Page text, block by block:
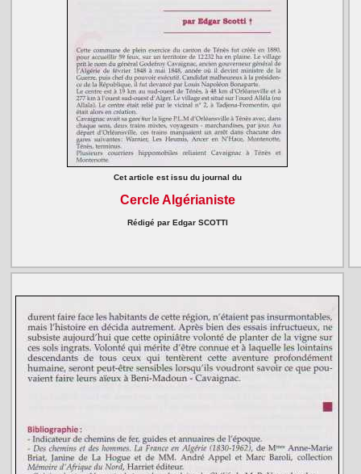
Cet article est issu du journal du
Cercle Algérianiste
Rédigé par Edgar SCOTTI